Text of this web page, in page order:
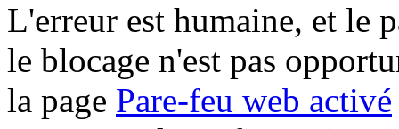
L'erreur est humaine, et le
le blocage n'est pas
la page Pare-feu web activé